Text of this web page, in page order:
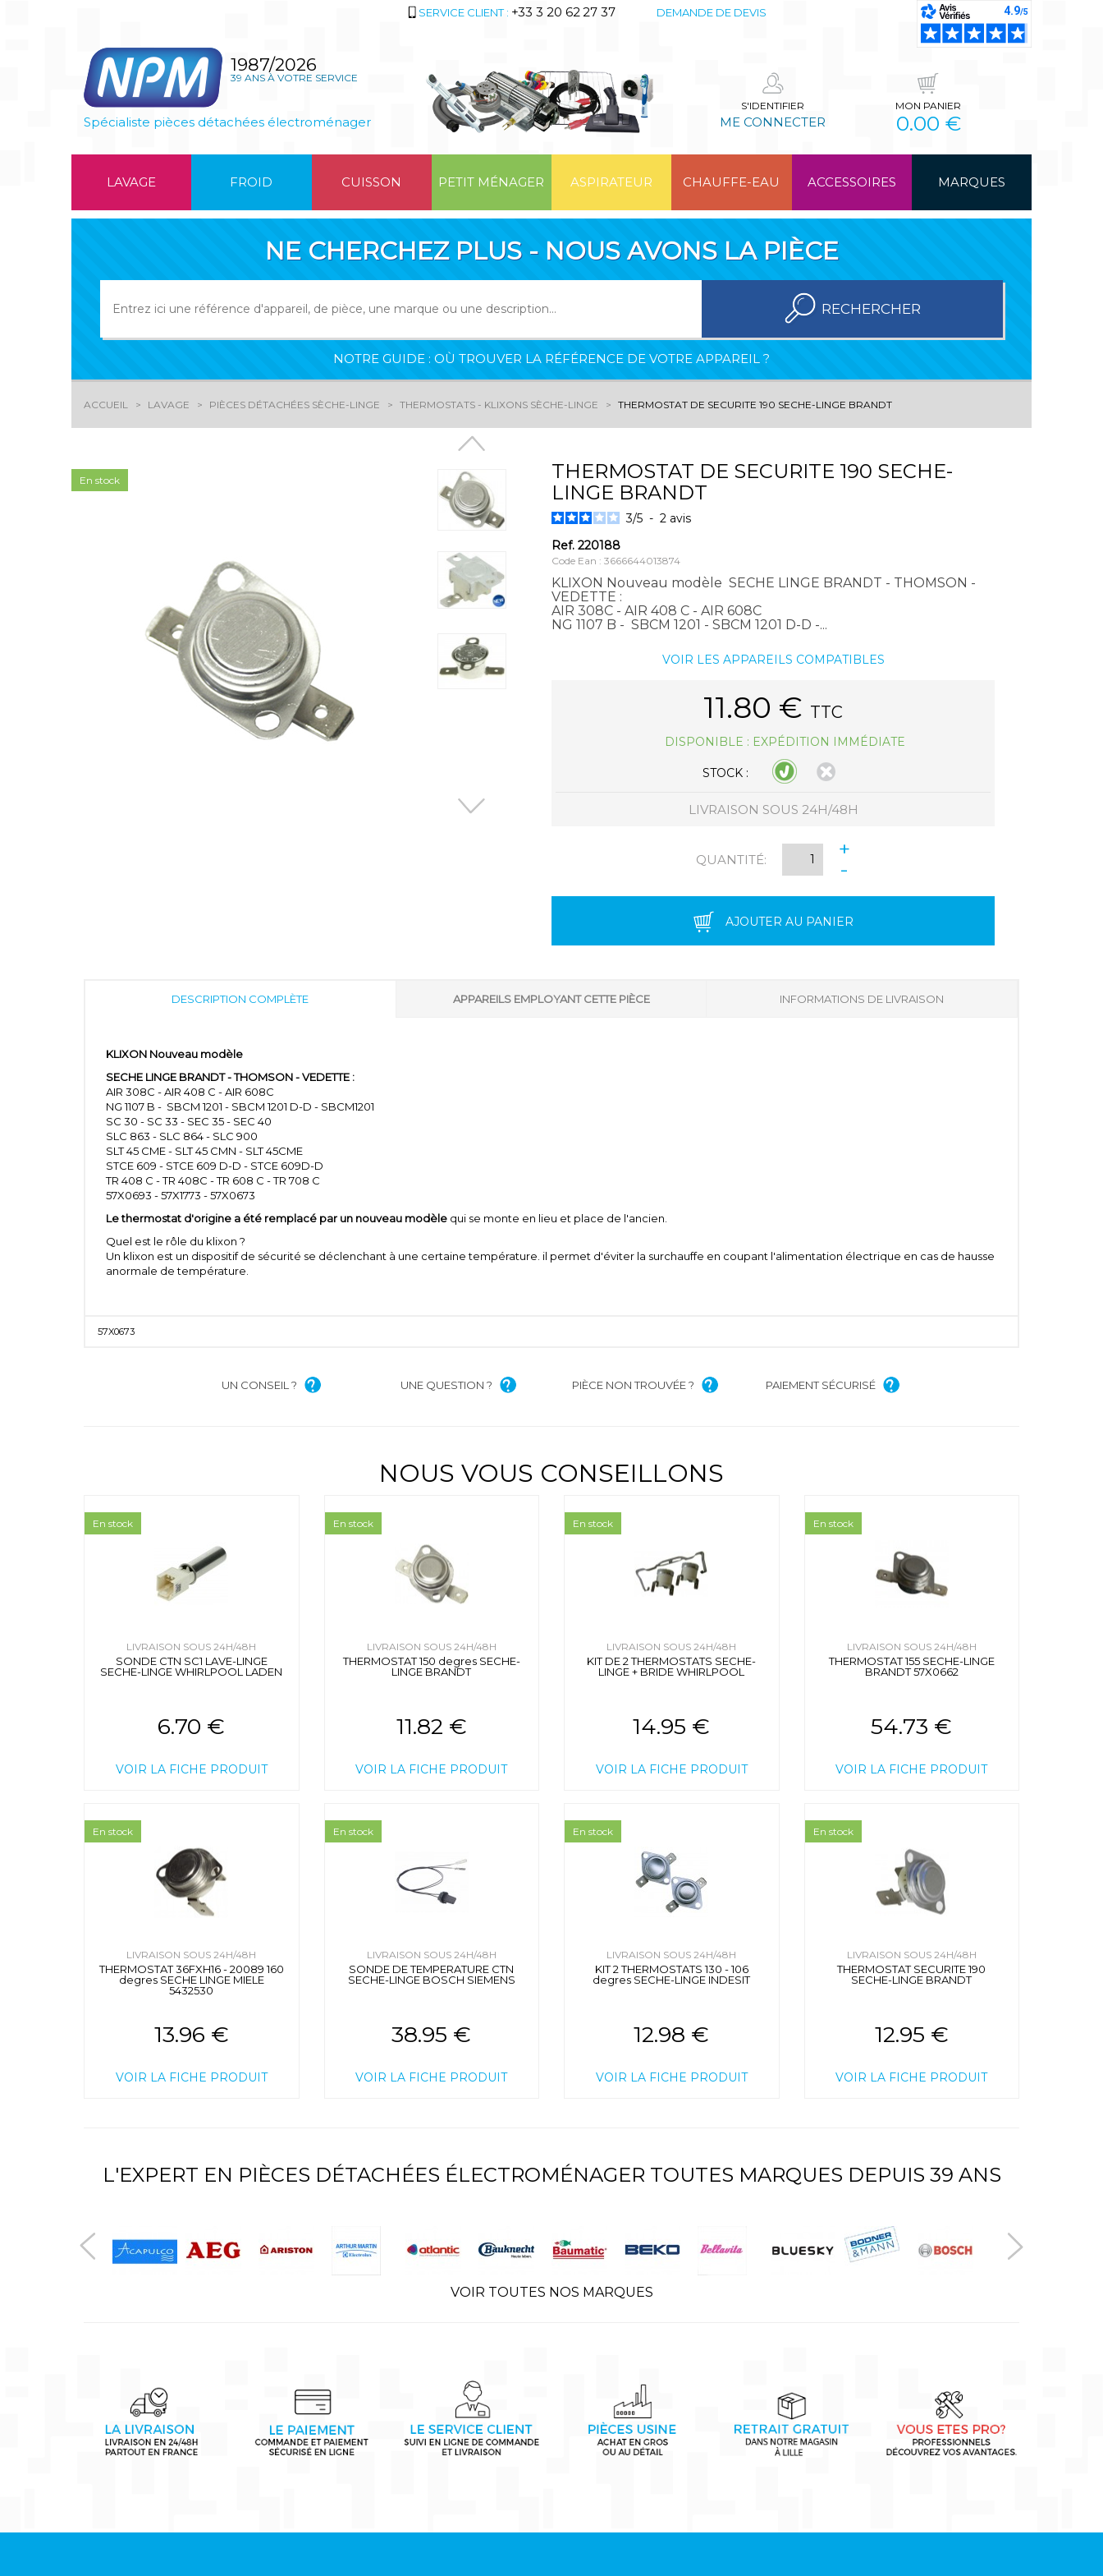
SERVICE CLIENT : +33 3 20 62 27 37 DEMANDE DE DEVIS
1987/2026
39 ANS À VOTRE SERVICE
Spécialiste pièces détachées électroménager
S'IDENTIFIER
ME CONNECTER
MON PANIER
0.00 €
LAVAGE FROID CUISSON PETIT MÉNAGER ASPIRATEUR CHAUFFE-EAU ACCESSOIRES MARQUES
NE CHERCHEZ PLUS - NOUS AVONS LA PIÈCE
RECHERCHER
NOTRE GUIDE : OÙ TROUVER LA RÉFÉRENCE DE VOTRE APPAREIL ?
ACCUEIL LAVAGE PIÈCES DÉTACHÉES SÈCHE-LINGE THERMOSTATS - KLIXONS SÈCHE-LINGE THERMOSTAT DE SECURITE 190 SECHE-LINGE BRANDT
En stock
THERMOSTAT DE SECURITE 190 SECHE-
LINGE BRANDT
3/5 - 2 avis
Ref. 220188
Code Ean : 3666644013874
KLIXON Nouveau modèle SECHE LINGE BRANDT - THOMSON -
VEDETTE :
AIR 308C - AIR 408 C - AIR 608C
NG 1107 B - SBCM 1201 - SBCM 1201 D-D -...
VOIR LES APPAREILS COMPATIBLES
11.80 € TTC
STOCK :
DISPONIBLE : EXPÉDITION IMMÉDIATE
LIVRAISON SOUS 24H/48H
QUANTITÉ:
+
-
AJOUTER AU PANIER
DESCRIPTION COMPLÈTE APPAREILS EMPLOYANT CETTE PIÈCE INFORMATIONS DE LIVRAISON
KLIXON Nouveau modèle
SECHE LINGE BRANDT - THOMSON - VEDETTE :
AIR 308C - AIR 408 C - AIR 608C
NG 1107 B - SBCM 1201 - SBCM 1201 D-D - SBCM1201
SC 30 - SC 33 - SEC 35 - SEC 40
SLC 863 - SLC 864 - SLC 900
SLT 45 CME - SLT 45 CMN - SLT 45CME
STCE 609 - STCE 609 D-D - STCE 609D-D
TR 408 C - TR 408C - TR 608 C - TR 708 C
57X0693 - 57X1773 - 57X0673
Le thermostat d'origine a été remplacé par un nouveau modèle qui se monte en lieu et place de l'ancien.
Quel est le rôle du klixon ?
Un klixon est un dispositif de sécurité se déclenchant à une certaine température. il permet d'éviter la surchauffe en coupant l'alimentation électrique en cas de hausse
anormale de température.
57X0673
UN CONSEIL ? UNE QUESTION ? PIÈCE NON TROUVÉE ? PAIEMENT SÉCURISÉ
NOUS VOUS CONSEILLONS
LIVRAISON SOUS 24H/48H
SONDE CTN SC1 LAVE-LINGE
SECHE-LINGE WHIRLPOOL LADEN
6.70 €
VOIR LA FICHE PRODUIT
En stock
LIVRAISON SOUS 24H/48H
THERMOSTAT 150 degres SECHE-
LINGE BRANDT
11.82 €
VOIR LA FICHE PRODUIT
En stock
LIVRAISON SOUS 24H/48H
KIT DE 2 THERMOSTATS SECHE-
LINGE + BRIDE WHIRLPOOL
14.95 €
VOIR LA FICHE PRODUIT
En stock
LIVRAISON SOUS 24H/48H
THERMOSTAT 155 SECHE-LINGE
BRANDT 57X0662
54.73 €
VOIR LA FICHE PRODUIT
En stock
LIVRAISON SOUS 24H/48H
THERMOSTAT 36FXH16 - 20089 160
degres SECHE LINGE MIELE
5432530
13.96 €
VOIR LA FICHE PRODUIT
En stock
LIVRAISON SOUS 24H/48H
SONDE DE TEMPERATURE CTN
SECHE-LINGE BOSCH SIEMENS
38.95 €
VOIR LA FICHE PRODUIT
En stock
LIVRAISON SOUS 24H/48H
KIT 2 THERMOSTATS 130 - 106
degres SECHE-LINGE INDESIT
12.98 €
VOIR LA FICHE PRODUIT
En stock
LIVRAISON SOUS 24H/48H
THERMOSTAT SECURITE 190
SECHE-LINGE BRANDT
12.95 €
VOIR LA FICHE PRODUIT
En stock
L'EXPERT EN PIÈCES DÉTACHÉES ÉLECTROMÉNAGER TOUTES MARQUES DEPUIS 39 ANS
VOIR TOUTES NOS MARQUES